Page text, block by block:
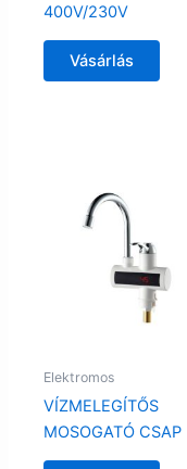
400V/230V
Vásárlás
Elektromos
VÍZMELEGÍTŐS
MOSOGATÓ CSAP